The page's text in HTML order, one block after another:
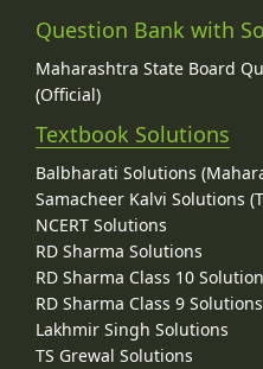
Question Bank with
Maharashtra State Board
(Official)
Textbook Solutions
Balbharati Solutions
Samacheer Kalvi Solutions
NCERT Solutions
RD Sharma Solutions
RD Sharma Class 10
RD Sharma Class 9 Solutions
Lakhmir Singh Solutions
TS Grewal Solutions